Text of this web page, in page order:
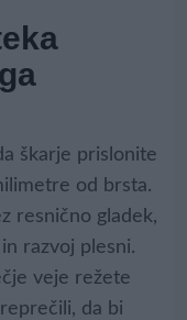
škarje prislonite
od brsta.
resnično gladek,
razvoj plesni.
veje režete
da bi